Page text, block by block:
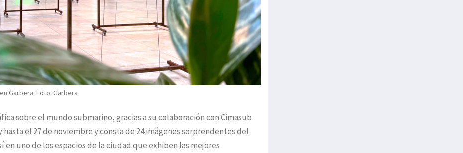
Garbera. Foto: Garbera
sobre el mundo submarino, gracias a su colaboración con Cimasub
hasta el 27 de noviembre y consta de 24 imágenes sorprendentes del
en uno de los espacios de la ciudad que exhiben las mejores